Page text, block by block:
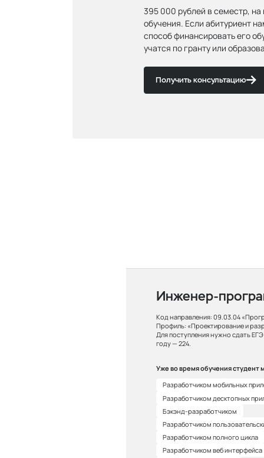
395 000 рублей в семестр, на
обучения. Если абитуриент
способ финансировать его
учатся по гранту или
Получить консультацию
Инженер-
Код направления:09.03.04
Профиль:«Проектирование и
Для поступления нужно сдать
году — 224.
Уже во время обучения студент
Разработчиком мобильных
Разработчиком десктопных
Бэкэнд-разработчиком
Разработчиком
Разработчиком полного цикла
Разработчиком веб интерфейса